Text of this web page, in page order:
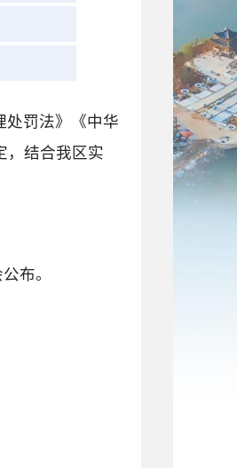
处罚法》《中华
，结合我区实
布。